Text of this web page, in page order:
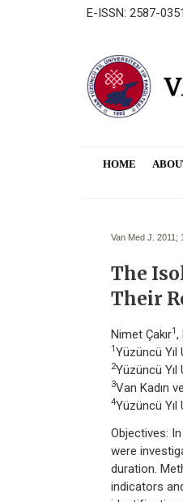
E-ISSN: 2587-
HOME
Van Med J. 2011;
The
Their
Nimet Çakır1 ,
1 Yüzüncü Yıl
2Yüzüncü Yıl
3Van Kadın
4Yüzüncü Yıl
Objectives:
were
duration.
indicators